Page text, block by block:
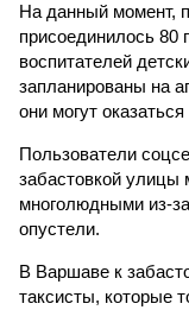
На данный момент,
присоединилось 80
воспитателей
запланированы на
они могут
Пользователи
забастовкой улицы
многолюдными из-
опустели.
В Варшаве к
таксисты, которые